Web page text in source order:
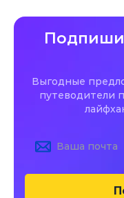
Выгодные
путеводители